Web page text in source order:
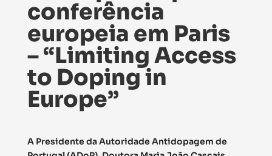
conferência
europeia em Paris
– “Limiting Access
to Doping in
Europe”
A Presidente da Autoridade Antidopagem de